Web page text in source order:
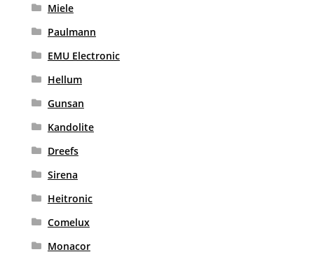
Miele
Paulmann
EMU Electronic
Hellum
Gunsan
Kandolite
Dreefs
Sirena
Heitronic
Comelux
Monacor